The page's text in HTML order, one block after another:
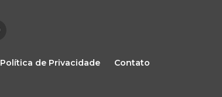
Política de Privacidade Contato